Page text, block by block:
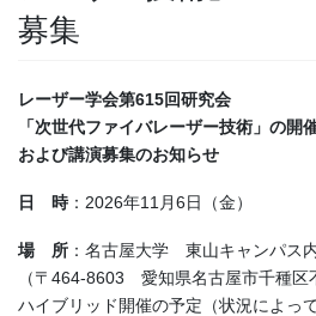
募集
レーザー学会第615回研究会
「次世代ファイバレーザー技術」の開
および講演募集のお知らせ
日 時：2026年11月6日（金）
場 所 ：名古屋大学 東山キャンパス
（〒464-8603 愛知県名古屋市千種区
ハイブリッド開催の予定（状況によっ